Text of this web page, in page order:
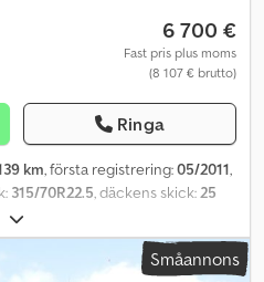
6 700 €
Fast pris plus moms
(8 107 € brutto)
Ringa
km, första registrering:05/2011,
315/70R22.5, däckens skick:25
, hjulbas:
12, emissionsklass:Euro 5,
, Utrustning:
Småannons